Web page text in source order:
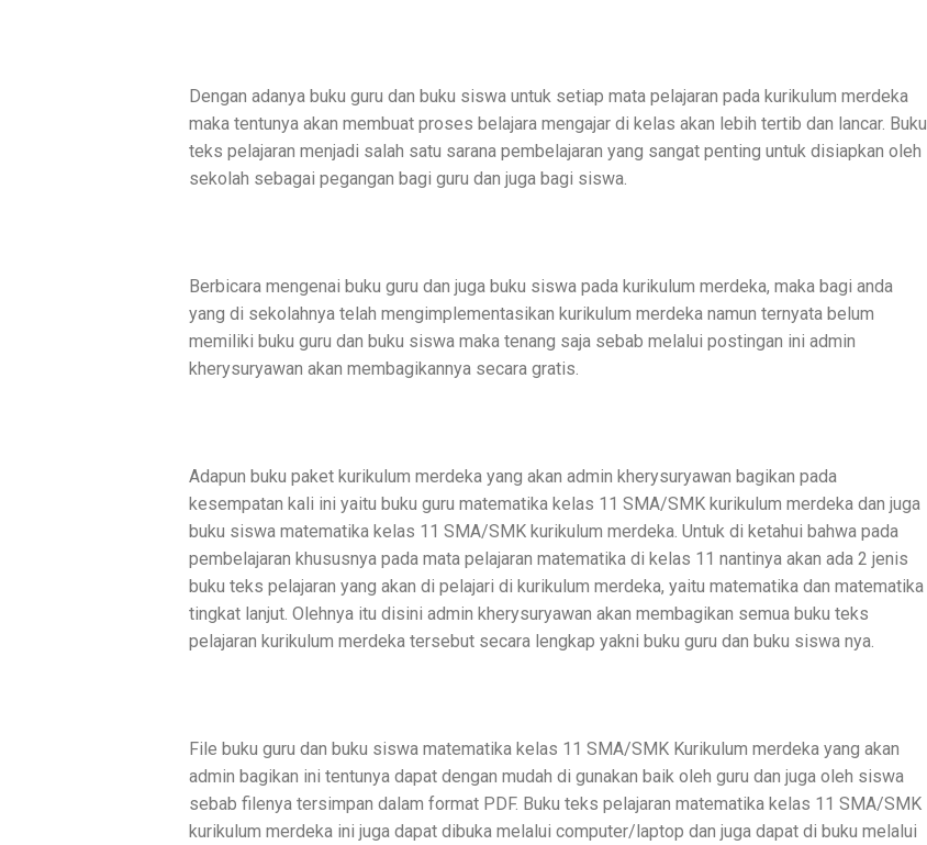
Dengan adanya buku guru dan buku siswa untuk setiap mata pelajaran pada kurikulum merdeka
maka tentunya akan membuat proses belajara mengajar di kelas akan lebih tertib dan lancar. Buku
teks pelajaran menjadi salah satu sarana pembelajaran yang sangat penting untuk disiapkan oleh
sekolah sebagai pegangan bagi guru dan juga bagi siswa.
Berbicara mengenai buku guru dan juga buku siswa pada kurikulum merdeka, maka bagi anda
yang di sekolahnya telah mengimplementasikan kurikulum merdeka namun ternyata belum
memiliki buku guru dan buku siswa maka tenang saja sebab melalui postingan ini admin
kherysuryawan akan membagikannya secara gratis.
Adapun buku paket kurikulum merdeka yang akan admin kherysuryawan bagikan pada
kesempatan kali ini yaitu buku guru matematika kelas 11 SMA/SMK kurikulum merdeka dan juga
buku siswa matematika kelas 11 SMA/SMK kurikulum merdeka. Untuk di ketahui bahwa pada
pembelajaran khususnya pada mata pelajaran matematika di kelas 11 nantinya akan ada 2 jenis
buku teks pelajaran yang akan di pelajari di kurikulum merdeka, yaitu matematika dan matematika
tingkat lanjut. Olehnya itu disini admin kherysuryawan akan membagikan semua buku teks
pelajaran kurikulum merdeka tersebut secara lengkap yakni buku guru dan buku siswa nya.
File buku guru dan buku siswa matematika kelas 11 SMA/SMK Kurikulum merdeka yang akan
admin bagikan ini tentunya dapat dengan mudah di gunakan baik oleh guru dan juga oleh siswa
sebab filenya tersimpan dalam format PDF. Buku teks pelajaran matematika kelas 11 SMA/SMK
kurikulum merdeka ini juga dapat dibuka melalui computer/laptop dan juga dapat di buku melalui